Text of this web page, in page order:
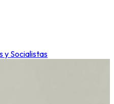
y Socialistas